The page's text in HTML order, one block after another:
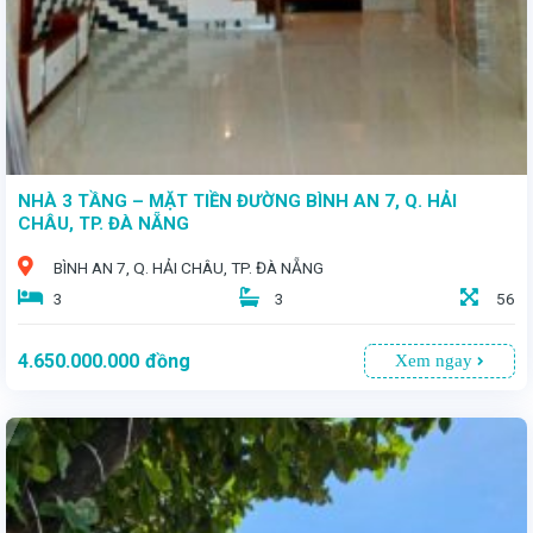
NHÀ 3 TẦNG – MẶT TIỀN ĐƯỜNG BÌNH AN 7, Q. HẢI
CHÂU, TP. ĐÀ NẴNG
BÌNH AN 7, Q. HẢI CHÂU, TP. ĐÀ NẴNG
3
3 56
4.650.000.000 đồng Xem ngay